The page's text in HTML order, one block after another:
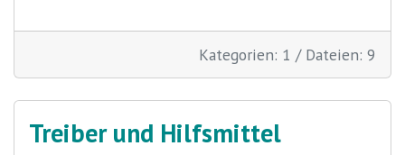
Kategorien: 1 / Dateien: 9
Treiber und Hilfsmittel